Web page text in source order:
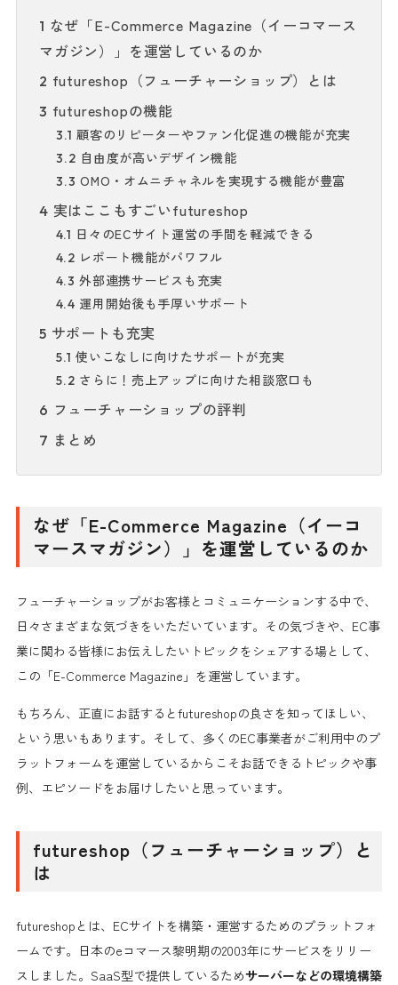
1 なぜ「E-Commerce Magazine（イーコマース
マガジン）」を運営しているのか
2 futureshop（フューチャーショップ）とは
3 futureshopの機能
3.1 顧客のリピーターやファン化促進の機能が充実
3.2 自由度が高いデザイン機能
3.3 OMO・オムニチャネルを実現する機能が豊富
4 実はここもすごいfutureshop
4.1 日々のECサイト運営の手間を軽減できる
4.2 レポート機能がパワフル
4.3 外部連携サービスも充実
4.4 運用開始後も手厚いサポート
5 サポートも充実
5.1 使いこなしに向けたサポートが充実
5.2 さらに！売上アップに向けた相談窓口も
6 フューチャーショップの評判
7 まとめ
なぜ「E-Commerce Magazine（イーコ
マースマガジン）」を運営しているのか
フューチャーショップがお客様とコミュニケーションする中で、
日々さまざまな気づきをいただいています。その気づきや、EC事
業に関わる皆様にお伝えしたいトピックをシェアする場として、
この「E-Commerce Magazine」を運営しています。
もちろん、正直にお話するとfutureshopの良さを知ってほしい、
という思いもあります。そして、 多くのEC事業者がご利用中のプ
ラットフォームを運営しているからこそお話できるトピックや事
例、エピソードをお届け したいと思っています。
futureshop （フューチャーショップ）と
は
futureshopとは、ECサイトを構築・運営するためのプラットフォ
ームです。日本のeコマース黎明期の2003年にサービスをリリー
スしました。SaaS型で提供しているためサーバーなどの環境構築